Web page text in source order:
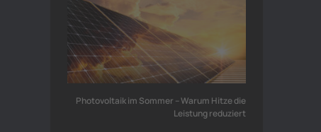
Photovoltaik im Sommer – Warum Hitze die
Leistung reduziert